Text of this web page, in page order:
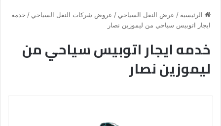
الرئيسية / عرض النقل السياحي / عروض شركات النقل السياحي / خدمه
ايجار اتوبيس سياحي من ليموزين نصار
خدمه ايجار اتوبيس سياحي من
ليموزين نصار